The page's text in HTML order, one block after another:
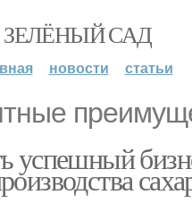
ЗЕЛЁНЫЙ САД
новости статьи
успешный